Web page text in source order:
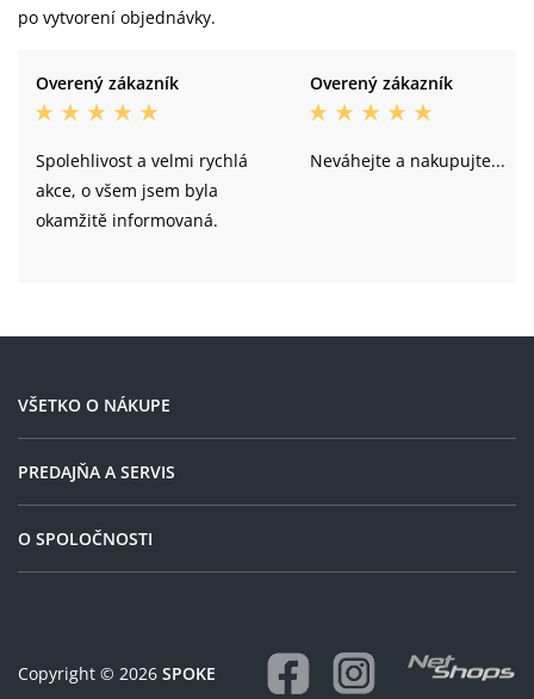
po vytvorení objednávky.
Overený zákazník
Spolehlivost a velmi rychlá
akce, o všem jsem byla
okamžitě informovaná.
Overený zákazník
Neváhejte a nakupujte...
VŠETKO O NÁKUPE
PREDAJŇA A SERVIS
O SPOLOČNOSTI
Copyright © 2026 SPOKE